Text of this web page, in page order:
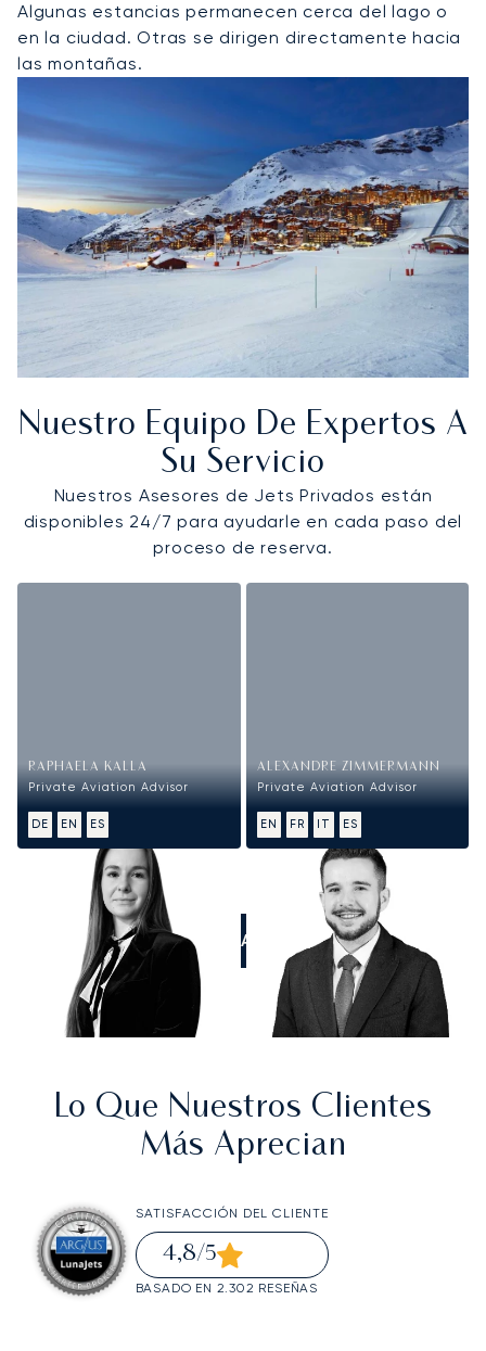
Algunas estancias permanecen cerca del lago o
en la ciudad. Otras se dirigen directamente hacia
las montañas.
Nuestro Equipo De Expertos A
Su Servicio
Nuestros Asesores de Jets Privados están
disponibles 24/7 para ayudarle en cada paso del
proceso de reserva.
RAPHAELA KALLA
Private Aviation Advisor
DE EN ES
ALEXANDRE ZIMMERMANN
Private Aviation Advisor
EN FR IT ES
LLÁMANOS
Lo Que Nuestros Clientes
Más Aprecian
SATISFACCIÓN DEL CLIENTE
4,8/5
BASADO EN 2.302 RESEÑAS